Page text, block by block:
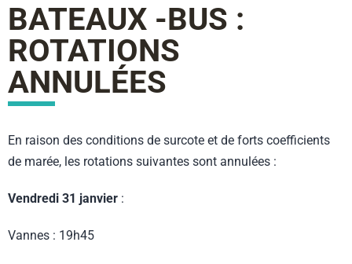
BATEAUX -BUS :
ROTATIONS
ANNULÉES
En raison des conditions de surcote et de forts coefficients
de marée, les rotations suivantes sont annulées :
Vendredi 31 janvier :
Vannes : 19h45